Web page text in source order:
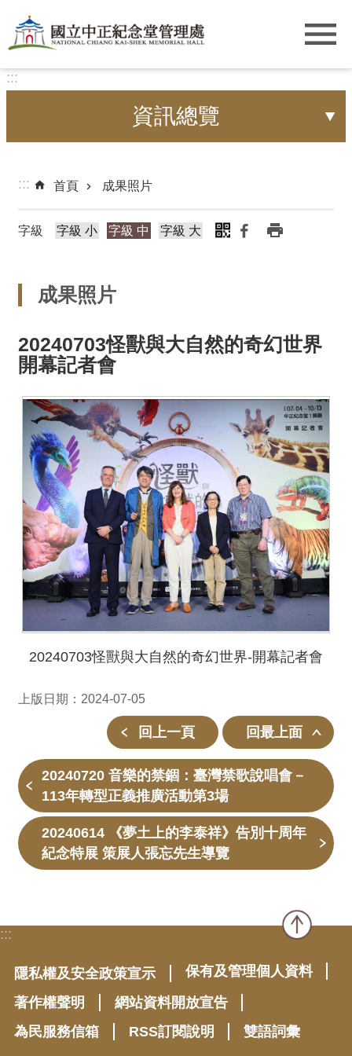
跳到主要內容區塊
:::
資訊總覽
::: 首頁 成果照片
字級 字級 小 字級 中 字級 大
成果照片
20240703怪獸與大自然的奇幻世界
開幕記者會
20240703怪獸與大自然的奇幻世界-開幕記者會
上版日期：2024-07-05
回上一頁 回最上面
20240720 音樂的禁錮：臺灣禁歌說唱會－
113年轉型正義推廣活動第3場
20240614 《夢土上的李泰祥》告別十周年
紀念特展 策展人張忘先生導覽
:::
隱私權及安全政策宣示
保有及管理個人資料
著作權聲明
網站資料開放宣告
為民服務信箱
RSS訂閱說明 雙語詞彙